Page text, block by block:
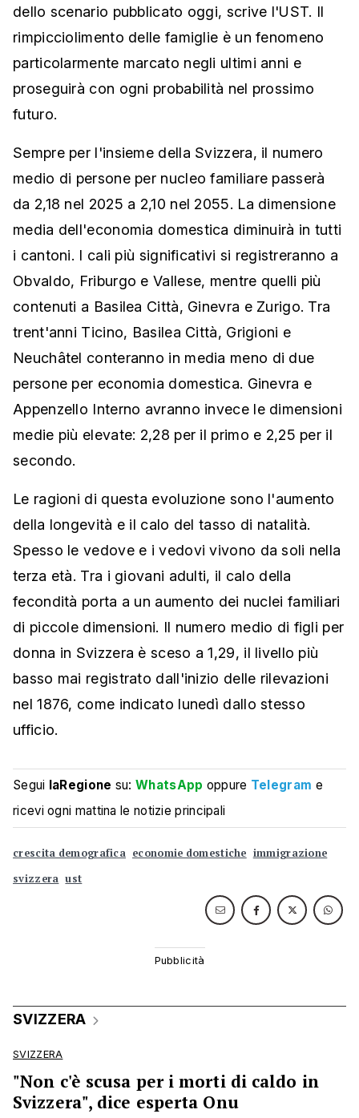
dello scenario pubblicato oggi, scrive l'UST. Il
rimpicciolimento delle famiglie è un fenomeno
particolarmente marcato negli ultimi anni e
proseguirà con ogni probabilità nel prossimo
futuro.
Sempre per l'insieme della Svizzera, il numero
medio di persone per nucleo familiare passerà
da 2,18 nel 2025 a 2,10 nel 2055. La dimensione
media dell'economia domestica diminuirà in tutti
i cantoni. I cali più significativi si registreranno a
Obvaldo, Friburgo e Vallese, mentre quelli più
contenuti a Basilea Città, Ginevra e Zurigo. Tra
trent'anni Ticino, Basilea Città, Grigioni e
Neuchâtel conteranno in media meno di due
persone per economia domestica. Ginevra e
Appenzello Interno avranno invece le dimensioni
medie più elevate: 2,28 per il primo e 2,25 per il
secondo.
Le ragioni di questa evoluzione sono l'aumento
della longevità e il calo del tasso di natalità.
Spesso le vedove e i vedovi vivono da soli nella
terza età. Tra i giovani adulti, il calo della
fecondità porta a un aumento dei nuclei familiari
di piccole dimensioni. Il numero medio di figli per
donna in Svizzera è sceso a 1,29, il livello più
basso mai registrato dall'inizio delle rilevazioni
nel 1876, come indicato lunedì dallo stesso
ufficio.
Segui laRegione su:WhatsApp oppure Telegram e
ricevi ogni mattina le notizie principali
crescita demografica economie domestiche immigrazione
svizzera ust
SVIZZERA
SVIZZERA
"Non c'è scusa per i morti di caldo in
Svizzera", dice esperta Onu